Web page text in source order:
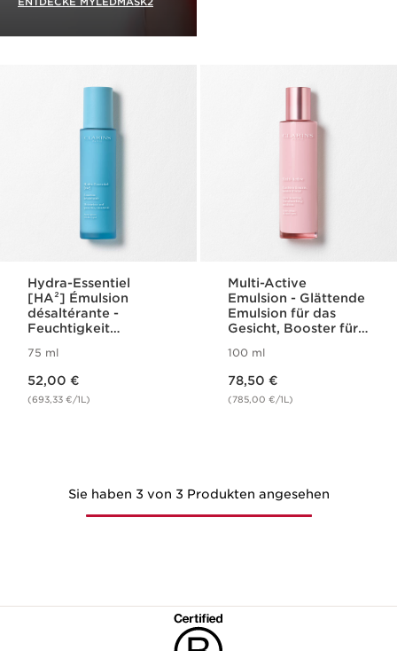
Hydra-Essentiel
[HA²] Émulsion
désaltérante -
Feuchtigkeit
75 ml
52,00 €
(693,33 €/1L)
Multi-Active
Emulsion - Glättende
Emulsion für das
Gesicht, Booster für
für jeden Hauttyp
100 ml
78,50 €
(785,00 €/1L)
Sie haben 3 von 3 Produkten angesehen